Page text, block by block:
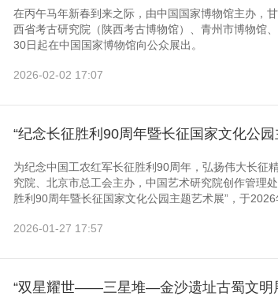
在丙午马年新春到来之际，由中国国家博物馆主办，
西省考古研究院（陕西考古博物馆）、青州市博物馆
30日起在中国国家博物馆向公众展出。
2026-02-02 17:07
“纪念长征胜利90周年暨长征国家文化公
为纪念中国工农红军长征胜利90周年，弘扬伟大长征
究院、北京市总工会主办，中国艺术研究院创作管
胜利90周年暨长征国家文化公园主题艺术展”，于
2026-01-27 17:57
“双星耀世——三星堆—金沙遗址古蜀文明